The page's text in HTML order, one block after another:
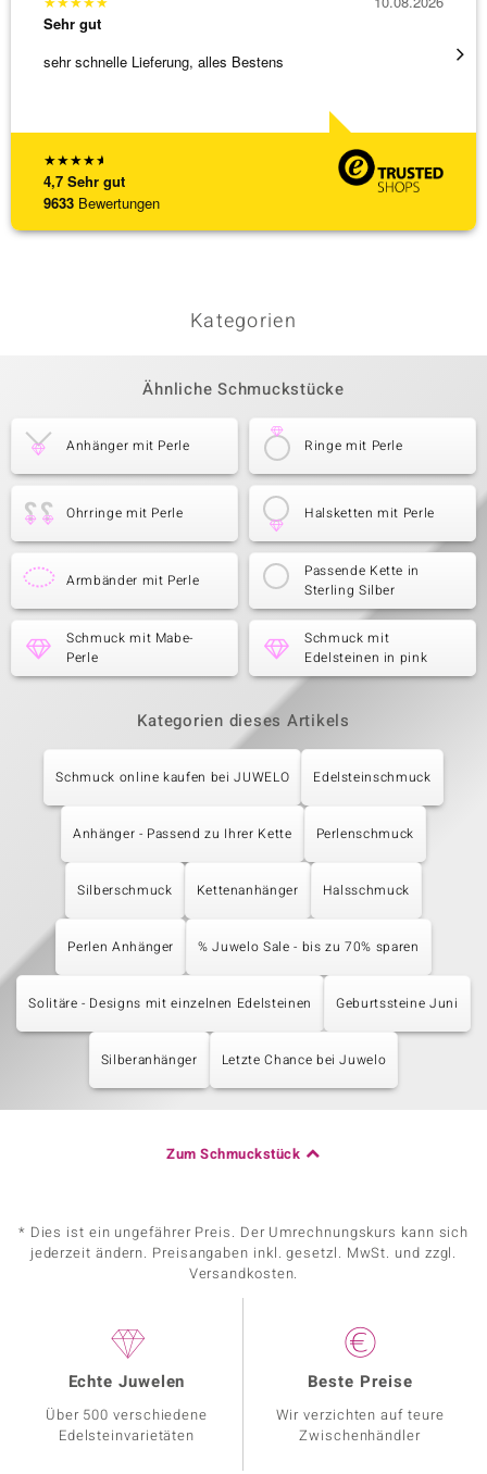
★★★★★
4,7 Sehr gut
9633 Bewertungen
Sehr gut
sehr schnelle Lieferung, alles Bestens
Sehr
Kategorien
Ähnliche Schmuckstücke
Anhänger mit Perle Ringe mit Perle
Ohrringe mit Perle Halsketten mit Perle
Armbänder mit Perle
Passende Kette in
Sterling Silber
Schmuck mit Mabe-
Perle
Schmuck mit
Edelsteinen in pink
Kategorien dieses Artikels
Schmuck online kaufen bei JUWELO Edelsteinschmuck
Anhänger - Passend zu Ihrer Kette Perlenschmuck
Silberschmuck Kettenanhänger Halsschmuck
Perlen Anhänger % Juwelo Sale - bis zu 70% sparen
Solitäre - Designs mit einzelnen Edelsteinen Geburtssteine Juni
Silberanhänger Letzte Chance bei Juwelo
Zum Schmuckstück
* Dies ist ein ungefährer Preis. Der Umrechnungskurs kann sich
jederzeit ändern. Preisangaben inkl. gesetzl. MwSt. und zzgl.
Versandkosten.
Echte Juwelen
Über 500 verschiedene
Edelsteinvarietäten
Beste Preise
Wir verzichten auf teure
Zwischenhändler